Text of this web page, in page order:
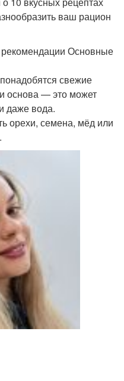
ваш рацион
Основные
свежие
основа — это может
даже вода.
орехи, семена, мёд или